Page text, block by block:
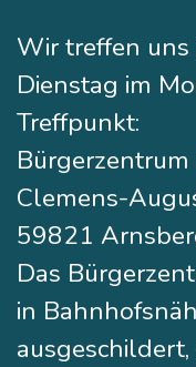
Wir treffen
Dienstag im
Treffpunkt:
Clemens-
59821
Das
in